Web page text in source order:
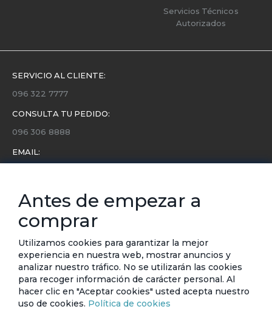
Servicios Técnicos
Autorizados
SERVICIO AL CLIENTE:
096 322 7777
CONSULTA TU PEDIDO:
096 306 8888
EMAIL:
Conoce toda la información sobre últimas colecciones,
eventos y ofertas.
Subscríbete a nuestro newsletter
SUSCRIBIRSE
Antes de empezar a
comprar
Utilizamos cookies para garantizar la mejor
experiencia en nuestra web, mostrar anuncios y
analizar nuestro tráfico. No se utilizarán las cookies
para recoger información de carácter personal. Al
hacer clic en "Aceptar cookies" usted acepta nuestro
uso de cookies. Política de cookies